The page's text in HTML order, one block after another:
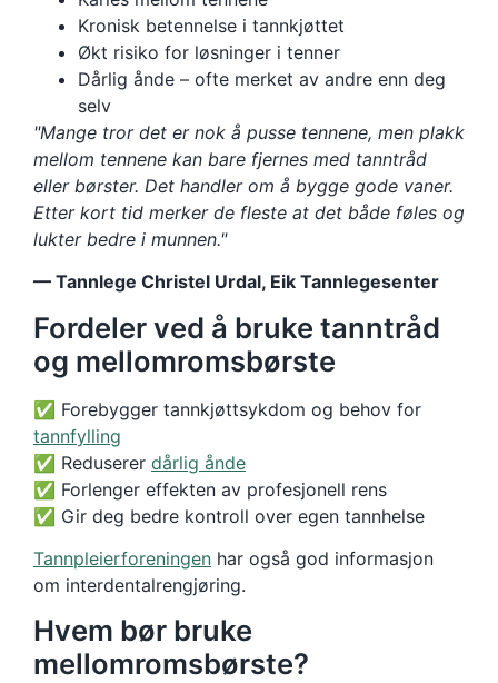
Kronisk betennelse i tannkjøttet
Økt risiko for løsninger i tenner
Dårlig ånde – ofte merket av andre enn deg
selv
"Mange tror det er nok å pusse tennene, men plakk
mellom tennene kan bare fjernes med tanntråd
eller børster. Det handler om å bygge gode vaner.
Etter kort tid merker de fleste at det både føles og
lukter bedre i munnen."
— Tannlege Christel Urdal, Eik Tannlegesenter
Fordeler ved å bruke tanntråd
og mellomromsbørste
✅ Forebygger tannkjøttsykdom og behov for
tannfylling
✅ Reduserer dårlig ånde
✅ Forlenger effekten av profesjonell rens
✅ Gir deg bedre kontroll over egen tannhelse
Tannpleierforeningen har også god informasjon
om interdentalrengjøring.
Hvem bør bruke
mellomromsbørste?